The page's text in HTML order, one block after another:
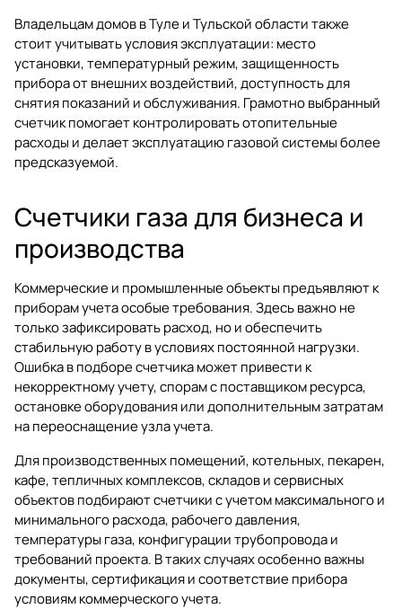
Владельцам домов в Туле и Тульской области также
стоит учитывать условия эксплуатации: место
установки, температурный режим, защищенность
прибора от внешних воздействий, доступность для
снятия показаний и обслуживания. Грамотно выбранный
счетчик помогает контролировать отопительные
расходы и делает эксплуатацию газовой системы более
предсказуемой.
Счетчики газа для бизнеса и
производства
Коммерческие и промышленные объекты предъявляют к
приборам учета особые требования. Здесь важно не
только зафиксировать расход, но и обеспечить
стабильную работу в условиях постоянной нагрузки.
Ошибка в подборе счетчика может привести к
некорректному учету, спорам с поставщиком ресурса,
остановке оборудования или дополнительным затратам
на переоснащение узла учета.
Для производственных помещений, котельных, пекарен,
кафе, тепличных комплексов, складов и сервисных
объектов подбирают счетчики с учетом максимального и
минимального расхода, рабочего давления,
температуры газа, конфигурации трубопровода и
требований проекта. В таких случаях особенно важны
документы, сертификация и соответствие прибора
условиям коммерческого учета.